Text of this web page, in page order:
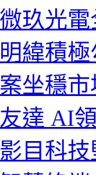
微玖光
明緯積
坐穩
友達 AI
影目科